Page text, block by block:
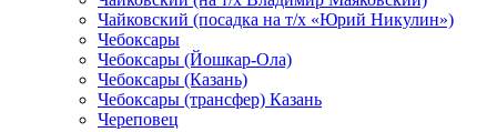
Чайковский (посадка на т/х «Юрий Никулин»)
Чебоксары
Чебоксары (Йошкар-Ола)
Чебоксары (Казань)
Чебоксары (трансфер) Казань
Череповец